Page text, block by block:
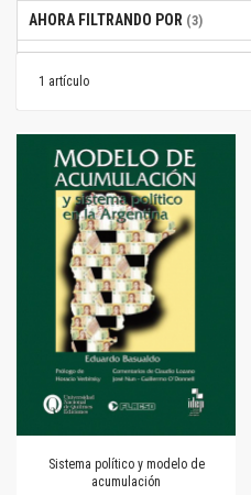
1 artículo
Sistema político y modelo de
acumulación
AHORA FILTRANDO POR